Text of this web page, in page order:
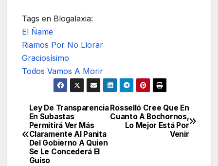
Tags en Blogalaxia:
El Ñame
Riamos Por No Llorar
Graciosísimo
Todos Vamos A Morir
Navegación
de
entradas
Rosselló Cree Que En
Cuanto A Bochornos,
Lo Mejor Está Por
Venir
Ley De Transparencia
En Subastas
Permitirá Ver Más
Claramente Al Panita
Del Gobierno A Quien
Se Le Concederá El
Guiso